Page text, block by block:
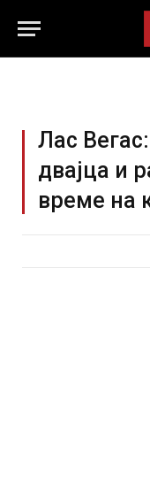
Лас
двајца и
време на